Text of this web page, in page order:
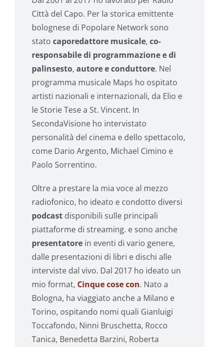
Città del Capo. Per la storica emittente
bolognese di Popolare Network sono
stato caporedattore musicale, co-
responsabile di programmazione e di
palinsesto, autore e conduttore. Nel
programma musicale Maps ho ospitato
artisti nazionali e internazionali, da Elio e
le Storie Tese a St. Vincent. In
SecondaVisione ho intervistato
personalità del cinema e dello spettacolo,
come Dario Argento, Michael Cimino e
Paolo Sorrentino.
Oltre a prestare la mia voce al mezzo
radiofonico, ho ideato e condotto diversi
podcast disponibili sulle principali
piattaforme di streaming. e sono anche
presentatorein eventi di vario genere,
dalle presentazioni di libri e dischi alle
interviste dal vivo. Dal 2017 ho ideato un
mio format, Cinque cose con. Nato a
Bologna, ha viaggiato anche a Milano e
Torino, ospitando nomi quali Gianluigi
Toccafondo, Ninni Bruschetta, Rocco
Tanica, Benedetta Barzini, Roberta